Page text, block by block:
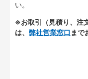
い。
※お取引（見積り、注
は、 弊社営業窓口まで